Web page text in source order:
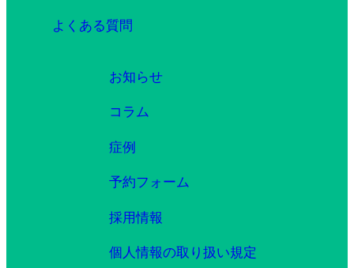
よくある質問
お知らせ
コラム
症例
予約フォーム
採用情報
個人情報の取り扱い規定